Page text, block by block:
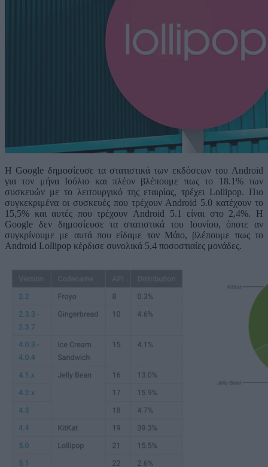
H Google δημοσίευσε τα στατιστικά των εκδόσεων του Android
για τον μήνα Ιούλιο και πλέον βλέπουμε πως το 18.1% των
συσκευών με το λειτουργικό της εταιρίας, τρέχει Lollipop. Πιο
συγκεκριμένα οι συσκευές που τρέχουν Android 5.0 κατέχουν το
15,5% και αυτές που τρέχουν Android 5.1 είναι στο 2,4%. Η
Google δεν δημοσίευσε τα στατιστικά του Ιουνίου, όποτε αν
συγκρίνουμε με αυτά που είδαμε τον Μάιο, βλέπουμε πως το
Android Lollipop κέρδισε συνολικά 5,4 ποσοστιαίες μονάδες.